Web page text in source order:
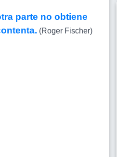
parte no obtiene
(Roger Fischer)